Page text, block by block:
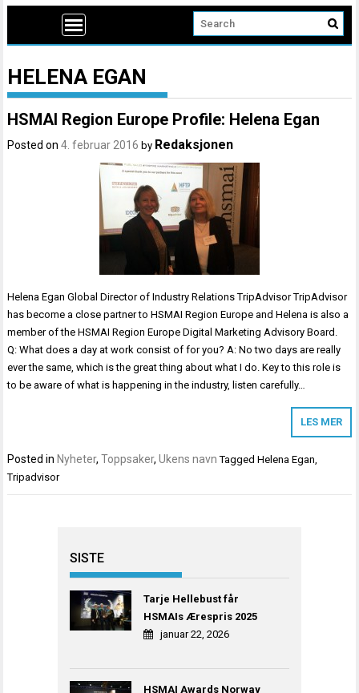
HELENA EGAN
HSMAI Region Europe Profile: Helena Egan
Posted on4. februar 2016 by Redaksjonen
Helena Egan Global Director of Industry Relations TripAdvisor TripAdvisor
has become a close partner to HSMAI Region Europe and Helena is also a
member of the HSMAI Region Europe Digital Marketing Advisory Board.
Q: What does a day at work consist of for you? A: No two days are really
ever the same, which is the great thing about what I do. Key to this role is
to be aware of what is happening in the industry, listen carefully…
LES MER
Posted in Nyheter,Toppsaker,Ukens navn TaggedHelena Egan,
Tripadvisor
SISTE
Tarje Hellebust får
HSMAIs Ærespris 2025
januar 22, 2026
HSMAI Awards Norway